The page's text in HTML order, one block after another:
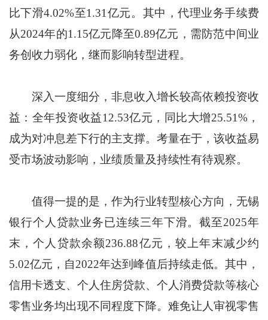
比下滑4.02%至1.31亿元。其中，代理业务手续费
从2024年的1.15亿元降至0.89亿元，需防范中间业
务创收力弱化，继而影响转型进程。
深入一度细分，非息收入增长较高依赖投资收
益：全年投资收益12.53亿元，同比大增25.51%，
成为对冲息差下行的主支撑。考量在于，该收益易
受市场波动影响，业绩质量及持续性有待观察。
值得一提的是，作为行业转型核心方向，无锡
银行个人贷款业务已连续三年下滑。截至2025年
末，个人贷款余额236.88亿元，较上年末减少约
5.02亿元，自2022年达到峰值后持续走低。其中，
信用卡透支、个人住房贷款、个人消费贷款等核心
零售业务均出现不同程度下降。难免让人审视零售